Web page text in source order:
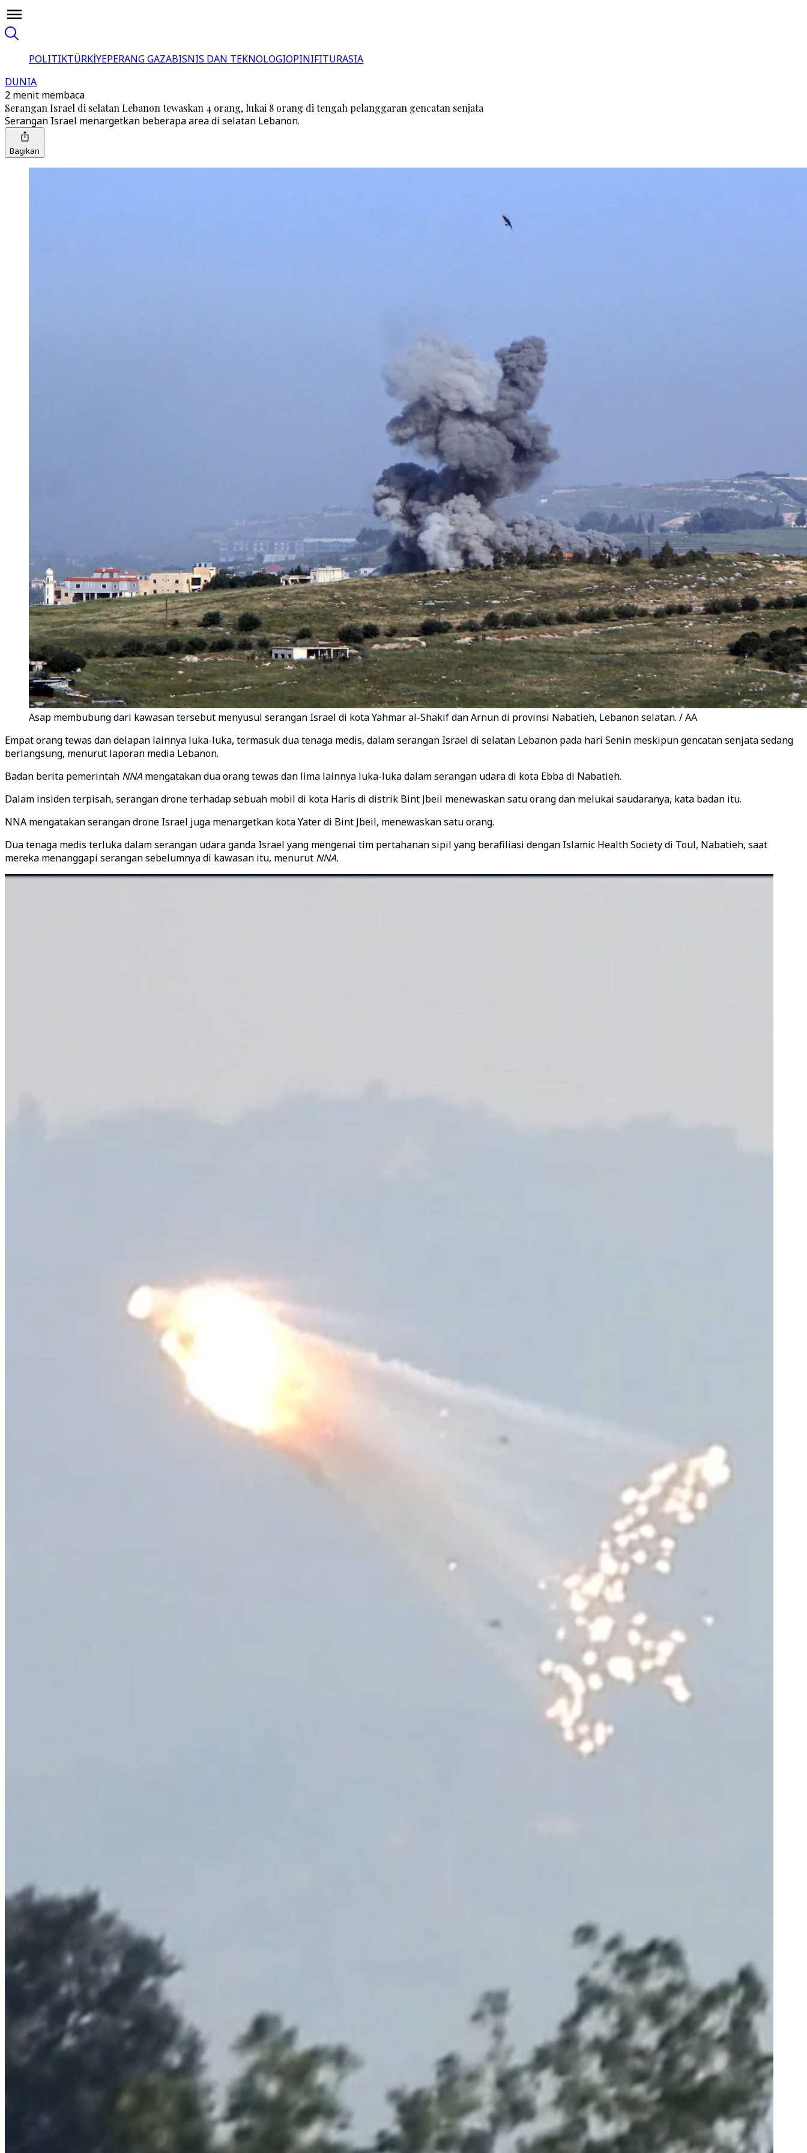
POLITIKTÜRKİYEPERANG GAZABISNIS DAN TEKNOLOGIOPINIFITURASIA
DUNIA
2 menit membaca
Serangan Israel di selatan Lebanon tewaskan 4 orang, lukai 8 orang di tengah pelanggaran gencatan senjata
Serangan Israel menargetkan beberapa area di selatan Lebanon.
Bagikan
Asap membubung dari kawasan tersebut menyusul serangan Israel di kota Yahmar al-Shakif dan Arnun di provinsi Nabatieh, Lebanon selatan. / AA
Empat orang tewas dan delapan lainnya luka-luka, termasuk dua tenaga medis, dalam serangan Israel di selatan Lebanon pada hari Senin meskipun gencatan senjata sedang
berlangsung, menurut laporan media Lebanon.
Badan berita pemerintah NNAmengatakan dua orang tewas dan lima lainnya luka-luka dalam serangan udara di kota Ebba di Nabatieh.
Dalam insiden terpisah, serangan drone terhadap sebuah mobil di kota Haris di distrik Bint Jbeil menewaskan satu orang dan melukai saudaranya, kata badan itu.
NNA mengatakan serangan drone Israel juga menargetkan kota Yater di Bint Jbeil, menewaskan satu orang.
Dua tenaga medis terluka dalam serangan udara ganda Israel yang mengenai tim pertahanan sipil yang berafiliasi dengan Islamic Health Society di Toul, Nabatieh, saat
mereka menanggapi serangan sebelumnya di kawasan itu, menurut NNA.